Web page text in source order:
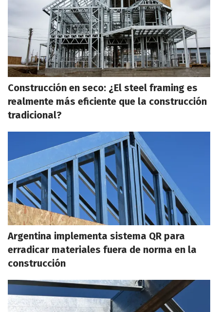
Construcción en seco: ¿El steel framing es
realmente más eficiente que la construcción
tradicional?
Argentina implementa sistema QR para
erradicar materiales fuera de norma en la
construcción